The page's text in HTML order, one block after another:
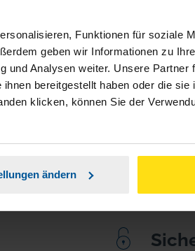
Funktionen für soziale
geben wir Informationen zu
und Analysen weiter. Unsere Partner
bereitgestellt haben oder die sie
klicken, können Sie der
ändern
Sie.